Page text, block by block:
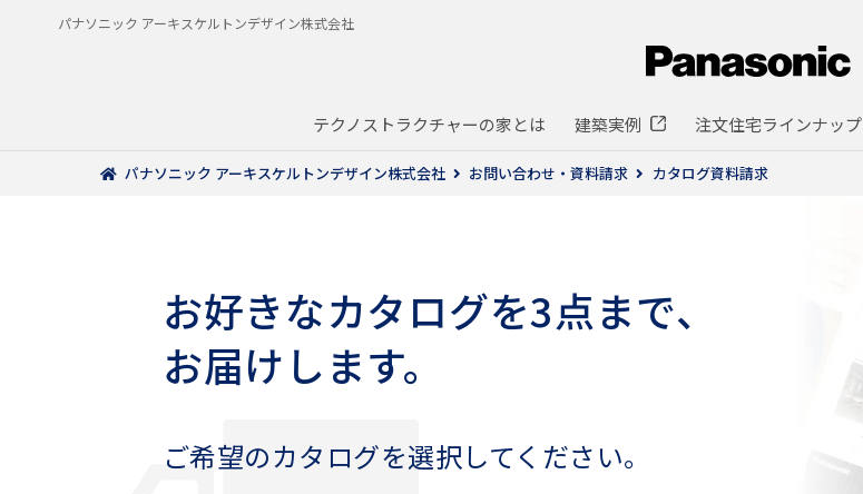
パナソニック アーキスケルトンデザイン株式会社
テクノストラクチャーの家とは 建築実例 注文住宅ラインナップ
パナソニック アーキスケルトンデザイン株式会社 お問い合わせ・資料請求 カタログ資料請求
お好きなカタログを3点まで、
お届けします。
ご希望のカタログを選択してください。